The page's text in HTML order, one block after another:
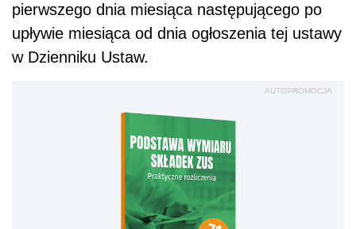
pierwszego dnia miesiąca następującego po
upływie miesiąca od dnia ogłoszenia tej ustawy
w Dzienniku Ustaw.
AUTOPROMOCJA